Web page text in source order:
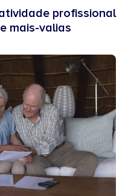
profissional
mais-valias